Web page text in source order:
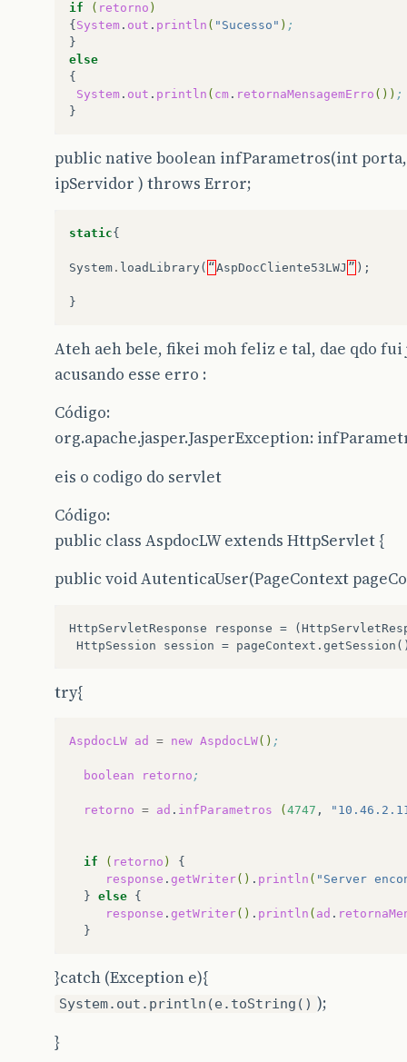
if
( retorno )
{ System . out . println ( "Sucesso" ) ;
else
System . out . println ( cm . retornaMensagemErro ()) ;
public native boolean infParametros(int
ipServidor ) throws Error;
static{
System . loadLibrary( “AspDocCliente53LWJ ” );
}
Ateh aeh bele, fikei moh feliz e tal, dae qdo
acusando esse erro :
Código:
org.apache.jasper.JasperException:
eis o codigo do servlet
Código:
public class AspdocLW extends HttpServlet {
public void AutenticaUser(PageContext
HttpServletResponse response =
try{
AspdocLW ad = new AspdocLW() ;
boolean retorno ;
retorno = ad . infParametros ( 4747 ,
if ( retorno )
response . getWriter() . println ( "Server
} else
response . getWriter() . println ( ad .
}catch (Exception e){
System.out.println(e.toString() );
}